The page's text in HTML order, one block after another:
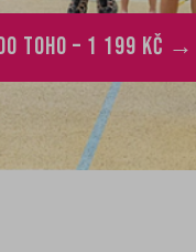
toho – 1 199 Kč →